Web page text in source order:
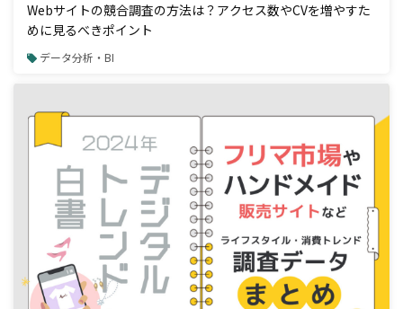
Webサイトの競合調査の方法は？アクセス数やCVを増やすた
めに見るべきポイント
データ分析・BI